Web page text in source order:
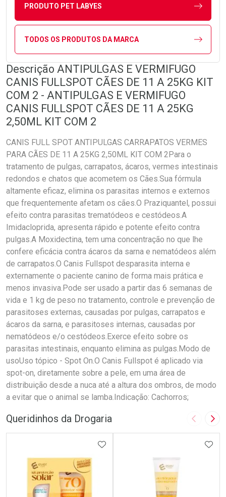
PRODUTO PET LABYES
TODOS OS PRODUTOS DA MARCA
Descrição ANTIPULGAS E VERMIFUGO
CANIS FULLSPOT CÃES DE 11 A 25KG KIT
COM 2 - ANTIPULGAS E VERMIFUGO
CANIS FULLSPOT CÃES DE 11 A 25KG
2,50ML KIT COM 2
CANIS FULL SPOT ANTIPULGAS CARRAPATOS VERMES
PARA CÃES DE 11 A 25KG 2,50ML KIT COM 2Para o
tratamento de pulgas, carrapatos, ácaros, vermes intestinais
redondos e chatos que acometem os Cães.Sua fórmula
altamente eficaz, elimina os parasitas internos e externos
que frequentemente afetam os cães.O Praziquantel, possui
efeito contra parasitas trematódeos e cestódeos.A
Imidacloprida, apresenta rápido e potente efeito contra
pulgas.A Moxidectina, tem uma concentração no que lhe
confere eficácia contra ácaros da sarna e nematódeos além
de carrapatos.O Canis Fullspot desparasita interna e
externamente o paciente canino de forma mais prática e
menos invasiva.Pode ser usado a partir das 6 semanas de
vida e 1 kg de peso no tratamento, controle e prevenção de
parasitoses externas, causadas por pulgas, carrapatos e
ácaros da sarna, e parasitoses internas, causadas por
nematódeos e/o cestódeos.Exerce efeito sobre os
parasitas intestinais, enquanto elimina as pulgas.Modo de
usoUso tópico - Spot On.O Canis Fullspot é aplicado via
spot-on, diretamente sobre a pele, em uma área de
distribuição desde a nuca até a altura dos ombros, de modo
a evitar que o animal se lamba.Indicação: Cachorros;
Queridinhos da Drogaria Imagem
ADICIONAR AOS FAVORITOS